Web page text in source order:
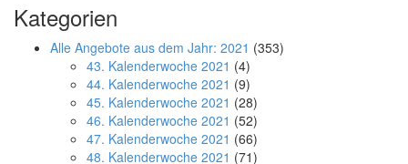
Kategorien
Alle Angebote aus dem Jahr: 2021 (353)
43. Kalenderwoche 2021 (4)
44. Kalenderwoche 2021 (9)
45. Kalenderwoche 2021 (28)
46. Kalenderwoche 2021 (52)
47. Kalenderwoche 2021 (66)
48. Kalenderwoche 2021 (71)